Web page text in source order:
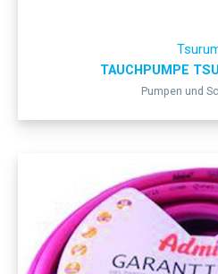
TAUCHPUMPE
Pumpen und